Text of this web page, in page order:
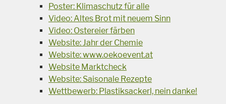
Poster: Klimaschutz für alle
Video: Altes Brot mit neuem Sinn
Video: Ostereier färben
Website: Jahr der Chemie
Website: www.oekoevent.at
Website Marktcheck
Website: Saisonale Rezepte
Wettbewerb: Plastiksackerl, nein danke!